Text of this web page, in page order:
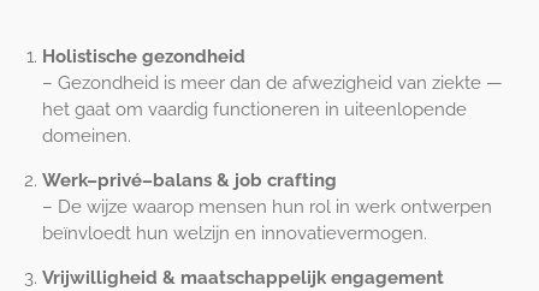
Holistische gezondheid
– Gezondheid is meer dan de afwezigheid van ziekte —
het gaat om vaardig functioneren in uiteenlopende
domeinen.
Werk–privé–balans & job crafting
– De wijze waarop mensen hun rol in werk ontwerpen
beïnvloedt hun welzijn en innovatievermogen.
Vrijwilligheid & maatschappelijk engagement